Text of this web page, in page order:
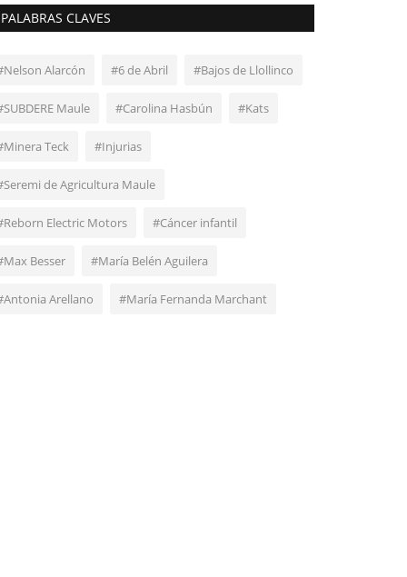
PALABRAS CLAVES
Alarcón #6 de Abril #Bajos de Llollinco
Maule #Carolina Hasbún #Kats
Teck #Injurias
de Agricultura Maule
Electric Motors #Cáncer infantil
Besser #María Belén Aguilera
Arellano #María Fernanda Marchant